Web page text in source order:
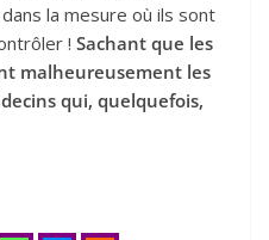
la mesure où ils sont
! Sachant que les
malheureusement les
qui, quelquefois,